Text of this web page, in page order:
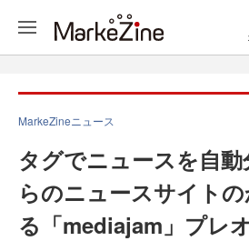
MarkeZineニュース
タグでニュースを自
らのニュースサイト
る「mediajam」プレ